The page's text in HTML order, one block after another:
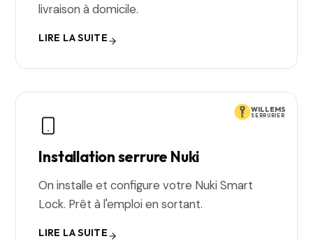
livraison à domicile.
LIRE LA SUITE
WILLEMS
SERRURIER
Installation serrure Nuki
On installe et configure votre Nuki Smart
Lock. Prêt à l'emploi en sortant.
LIRE LA SUITE